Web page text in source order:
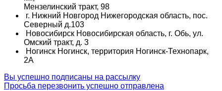
Мензелинский тракт, 98
г. Нижний Новгород Нижегородская область, пос.
Северный д.103
Новосибирск Новосибирская область, г. Обь, ул.
Омский тракт, д. 3
Ногинск Ногинск, территория Ногинск-Технопарк,
2А
Вы успешно подписаны на рассылку
Просьба перезвонить успешно отправлена